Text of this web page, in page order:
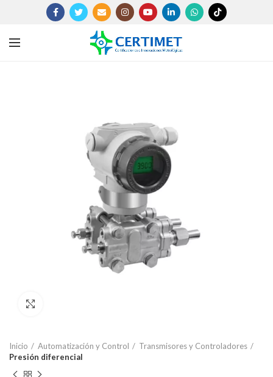
Inicio Automatización y Control
Transmisores y Controladores
Presión diferencial